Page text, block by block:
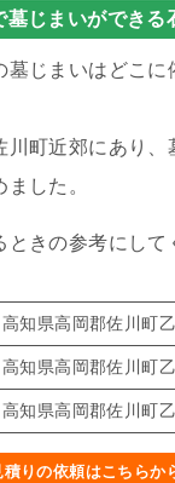
墓じまいができる
墓じまいはどこに
川町近郊にあり、
した。
きの参考にして
高知県高岡郡佐川町
高知県高岡郡佐川町
高知県高岡郡佐川町
積りの依頼はこちらか